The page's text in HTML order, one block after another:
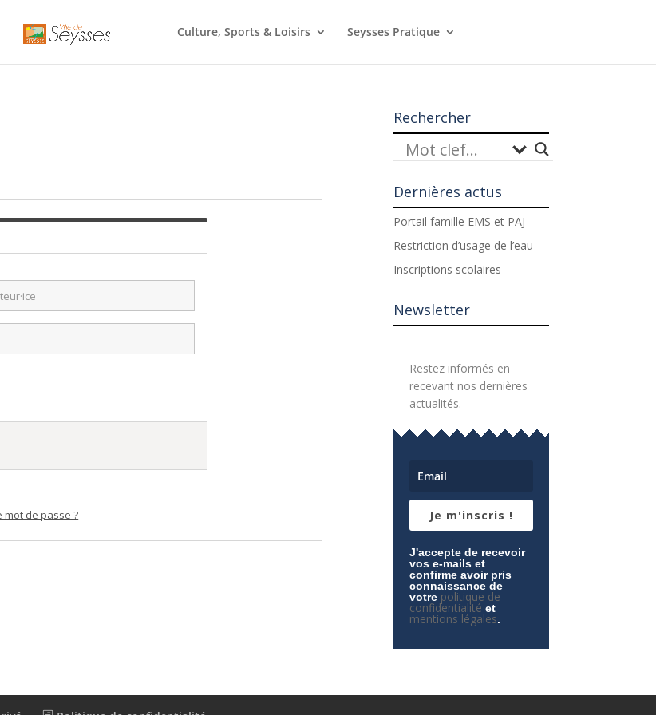
Culture, Sports & Loisirs Seysses Pratique
mot de passe ?
Rechercher
Dernières actus
Portail famille EMS et PAJ
Restriction d’usage de l’eau
Inscriptions scolaires
Newsletter
Restez informés en
recevant nos dernières
actualités.
Je m'inscris !
J'accepte de recevoir
vos e-mails et
confirme avoir pris
connaissance de
votre politique de
confidentialité et
mentions légales.